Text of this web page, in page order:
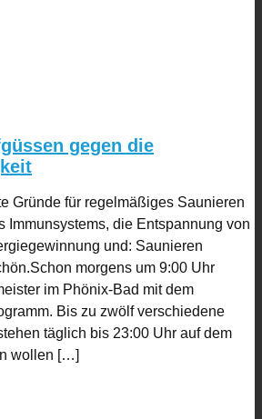
gegen die
Gründe für regelmäßiges Saunieren
Immunsystems, die Entspannung von
und: Saunieren
morgens um 9:00 Uhr
im Phönix-Bad mit dem
Bis zu zwölf verschiedene
täglich bis 23:00 Uhr auf dem
wollen […]